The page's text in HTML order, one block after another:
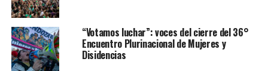
“Votamos luchar”: voces del cierre del 36°
Encuentro Plurinacional de Mujeres y
Disidencias